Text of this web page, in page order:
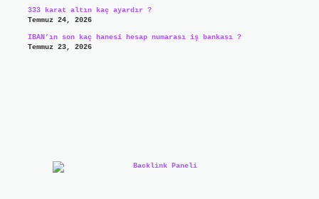
333 karat altın kaç ayardır ?
Temmuz 24, 2026
IBAN’ın son kaç hanesi hesap numarası iş bankası ?
Temmuz 23, 2026